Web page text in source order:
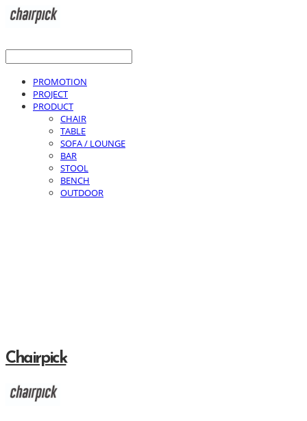
PROMOTION
PROJECT
PRODUCT
CHAIR
TABLE
SOFA / LOUNGE
BAR
STOOL
BENCH
OUTDOOR
Chairpick